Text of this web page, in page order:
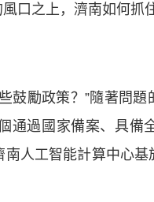
口之上，濟南如何抓
勵政策？”隨著問題
通過國家備案、具備
人工智能計算中心